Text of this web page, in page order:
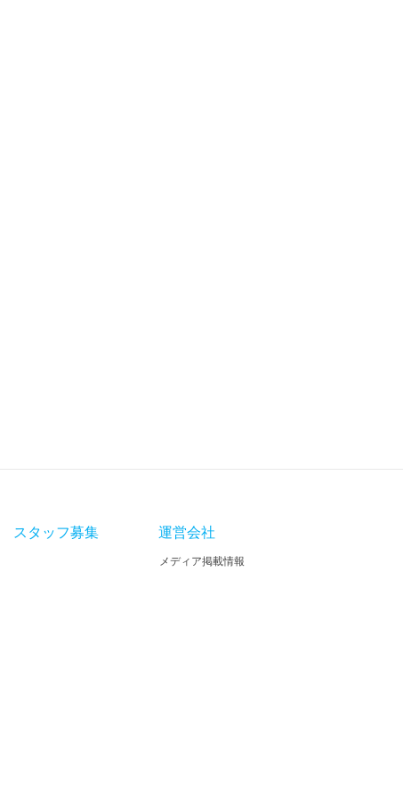
スタッフ募集 運営会社
メディア掲載情報